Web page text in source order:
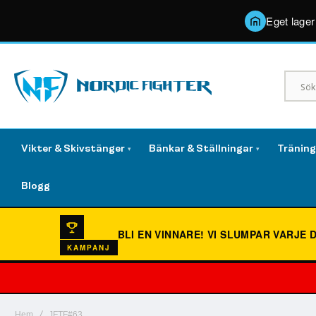
Eget
Vikter & Skivstänger ▾ Bänkar & Ställningar ▾
Blogg
KAMPANJ
BLI EN VINNARE!VI SLUMPAR VARJE